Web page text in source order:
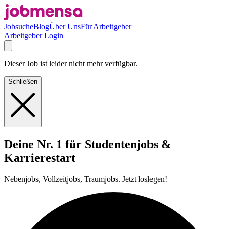
JobsucheBlogÜber UnsFür Arbeitgeber
Arbeitgeber Login
Dieser Job ist leider nicht mehr verfügbar.
Schließen
Deine Nr. 1 für Studentenjobs &
Karrierestart
Nebenjobs, Vollzeitjobs, Traumjobs. Jetzt loslegen!